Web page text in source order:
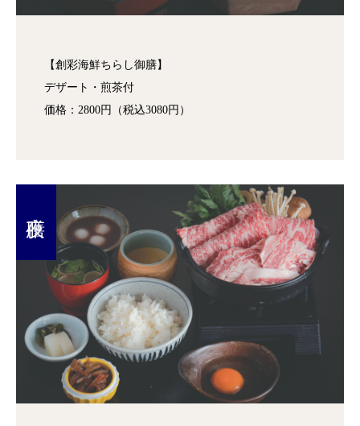
【創彩海鮮ちらし御膳】
デザート・煎茶付
価格：2800円（税込3080円）